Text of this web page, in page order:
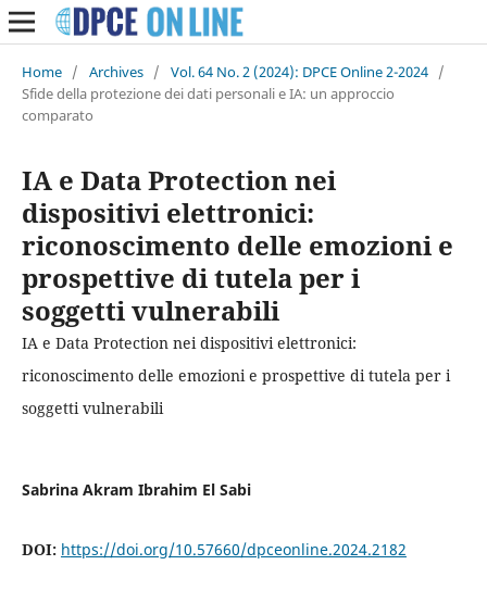
Home / Archives / Vol. 64 No. 2 (2024): DPCE Online 2-2024 /
Sfide della protezione dei dati personali e IA: un approccio
comparato
IA e Data Protection nei
dispositivi elettronici:
riconoscimento delle emozioni e
prospettive di tutela per i
soggetti vulnerabili
IA e Data Protection nei dispositivi elettronici:
riconoscimento delle emozioni e prospettive di tutela per i
soggetti vulnerabili
Sabrina Akram Ibrahim El Sabi
DOI: https://doi.org/10.57660/dpceonline.2024.2182